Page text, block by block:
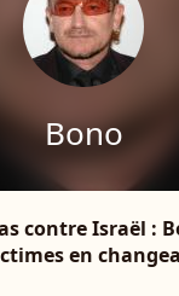
Bono
contre Israël :
en